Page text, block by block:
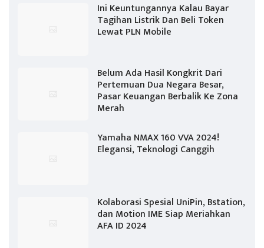
Ini Keuntungannya Kalau Bayar
Tagihan Listrik Dan Beli Token
Lewat PLN Mobile
Belum Ada Hasil Kongkrit Dari
Pertemuan Dua Negara Besar,
Pasar Keuangan Berbalik Ke Zona
Merah
Yamaha NMAX 160 VVA 2024!
Elegansi, Teknologi Canggih
Kolaborasi Spesial UniPin, Bstation,
dan Motion IME Siap Meriahkan
AFA ID 2024